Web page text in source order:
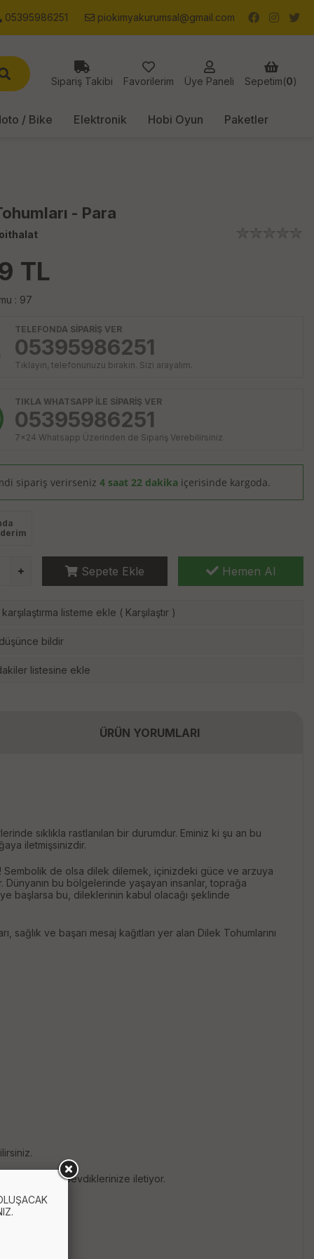
05395986251 piokimyakurumsal@gmail.com
Sipariş Takibi Favorilerim Üye Paneli Sepetim(0)
/ Bike Elektronik Hobi Oyun Paketler
- Para
TL
: 97
TELEFONDA SİPARİŞ VER
05395986251
Tıklayın, telefonunuzu bırakın. Sizi arayalım.
TIKLA WHATSAPP İLE SİPARİŞ VER
05395986251
7x24 Whatsapp Üzerinden de Sipariş Verebilirsiniz.
sipariş verirseniz 4 saat 22 dakika içerisinde kargoda.
Sepete Ekle Hemen Al
listeme ekle ( Karşılaştır )
düşünce bildir
listesine ekle
ÜRÜN YORUMLARI
sıklıkla rastlanılan bir durumdur. Eminiz ki şu an bu
iletmişsinizdir.
de olsa dilek dilemek, içinizdeki güce ve arzuya
bu bölgelerinde yaşayan insanlar, toprağa
başlarsa bu, dileklerinin kabul olacağı şeklinde
ve başarı mesaj kağıtları yer alan Dilek Tohumlarını
mesajınızı Sevdiklerinize iletiyor.